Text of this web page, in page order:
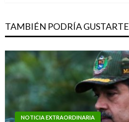
TAMBIÉN PODRÍA GUSTARTE
NOTICIA EXTRAORDINARIA